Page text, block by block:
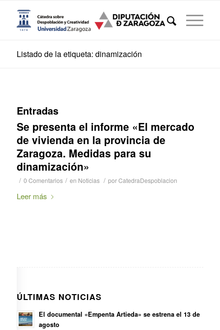
Listado de la etiqueta: dinamización
Entradas
Se presenta el informe «El mercado
de vivienda en la provincia de
Zaragoza. Medidas para su
dinamización»
/ 0 Comentarios / en Noticias / porCatedraDespoblacion
Leer más
ÚLTIMAS NOTICIAS
El documental «Empenta Artieda» se estrena el 13 de
agosto